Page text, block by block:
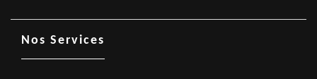
Nos Services